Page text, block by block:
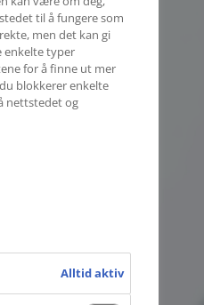
til å fungere som
men det kan gi
enkelte typer
for å finne ut mer
blokkerer enkelte
nettstedet og
Alltid aktiv